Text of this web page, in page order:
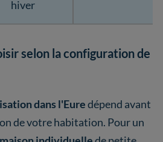
hiver
selon la configuration de
dans l'Euredépend avant
de votre habitation. Pour un